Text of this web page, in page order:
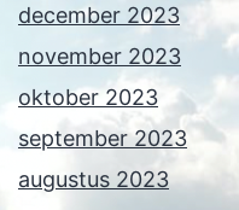
december 2023
november 2023
oktober 2023
september 2023
augustus 2023